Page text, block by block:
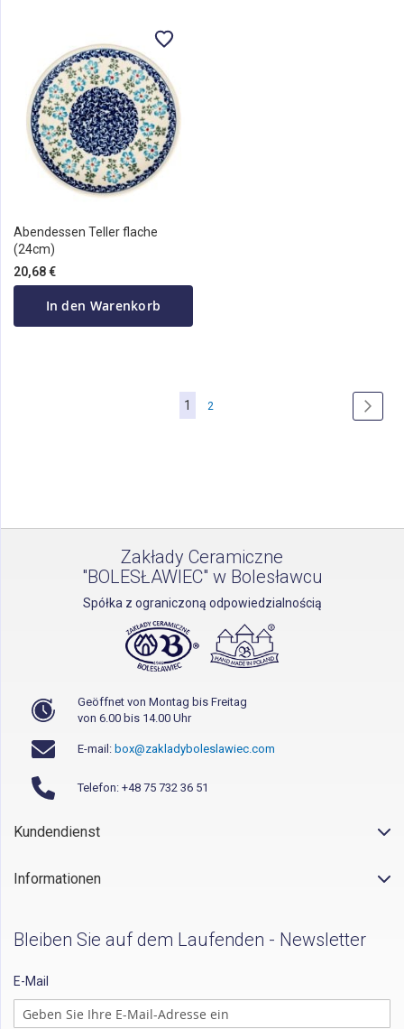
Abendessen Teller flache
(24cm)
20,68 €
In den Warenkorb
Seite
Sie
1 Seite
2
Zakłady Ceramiczne
"BOLESŁAWIEC" w Bolesławcu
Spółka z ograniczoną odpowiedzialnością
Geöffnet von Montag bis Freitag
von 6.00 bis 14.00 Uhr
E-mail: box@zakladyboleslawiec.com
Telefon: +48 75 732 36 51
Kundendienst
Informationen
Bleiben Sie auf dem Laufenden - Newsletter
E-Mail